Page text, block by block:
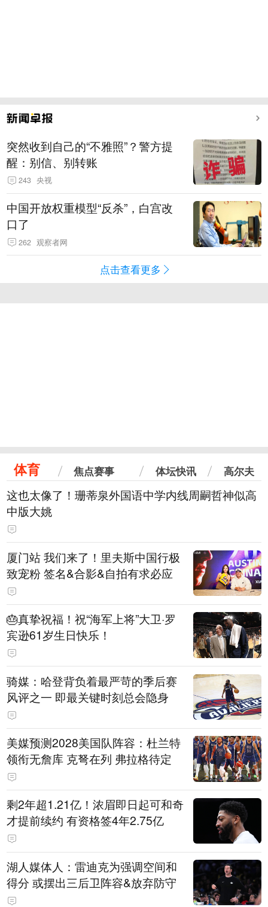
突然收到自己的“不雅照”？警方提
醒：别信、别转账
243 央视
中国开放权重模型“反杀”，白宫改
口了
262 观察者网
点击查看更多
体育 焦点赛事 体坛快讯 高尔夫
这也太像了！珊蒂泉外国语中学内线周嗣哲神似高
中版大姚
厦门站 我们来了！里夫斯中国行极
致宠粉 签名&合影&自拍有求必应
🎂真挚祝福！祝“海军上将”大卫·罗
宾逊61岁生日快乐！
骑媒：哈登背负着最严苛的季后赛
风评之一 即最关键时刻总会隐身
美媒预测2028美国队阵容：杜兰特
领衔无詹库 克弩在列 弗拉格待定
剩2年超1.21亿！浓眉即日起可和奇
才提前续约 有资格签4年2.75亿
湖人媒体人：雷迪克为强调空间和
得分 或摆出三后卫阵容&放弃防守